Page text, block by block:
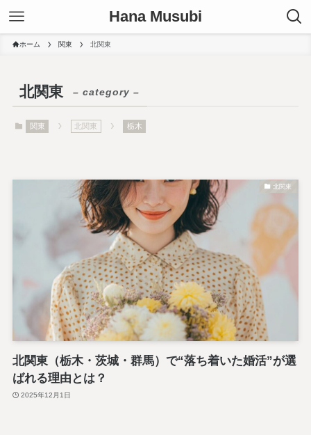
Hana Musubi
ホーム 関東 北関東
北関東 – category –
関東 北関東 栃木
北関東
北関東（栃木・茨城・群馬）で“落ち着いた婚活”が選
ばれる理由とは？
2025年12月1日